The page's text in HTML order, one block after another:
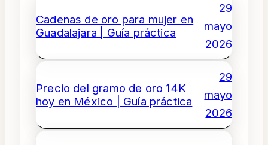
Cadenas de oro para mujer en
Guadalajara | Guía práctica
29
mayo
2026
Precio del gramo de oro 14K
hoy en México | Guía práctica
29
mayo
2026